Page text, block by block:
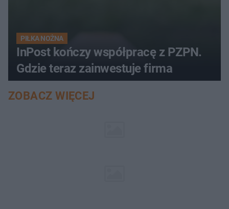
PIŁKA NOŻNA
InPost kończy współpracę z PZPN.
Gdzie teraz zainwestuje firma
ZOBACZ WIĘCEJ